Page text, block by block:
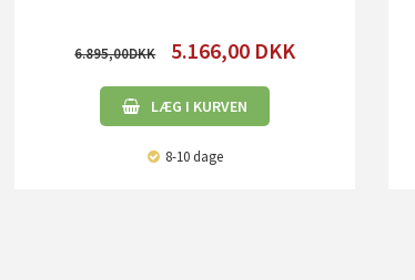
6.895,00 5.166,00 DKK
LÆG I KURVEN
8-10 dage